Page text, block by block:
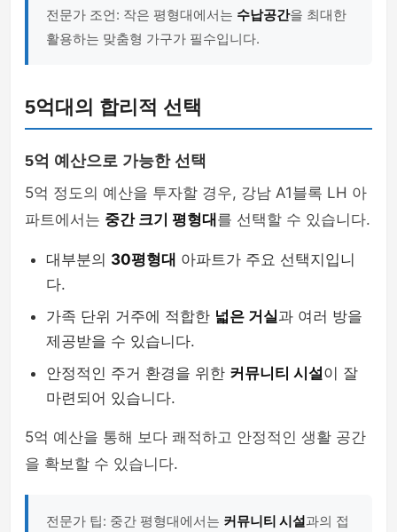
전문가 조언: 작은 평형대에서는 수납공간을 최대한
활용하는 맞춤형 가구가 필수입니다.
5억대의 합리적 선택
5억 예산으로 가능한 선택
5억 정도의 예산을 투자할 경우, 강남 A1블록 LH 아
파트에서는 중간 크기 평형대 를 선택할 수 있습니다.
대부분의 30평형대 아파트가 주요 선택지입니
다.
가족 단위 거주에 적합한 넓은 거실과 여러 방을
제공받을 수 있습니다.
안정적인 주거 환경을 위한 커뮤니티 시설이 잘
마련되어 있습니다.
5억 예산을 통해 보다 쾌적하고 안정적인 생활 공간
을 확보할 수 있습니다.
전문가 팁: 중간 평형대에서는 커뮤니티 시설과의 접